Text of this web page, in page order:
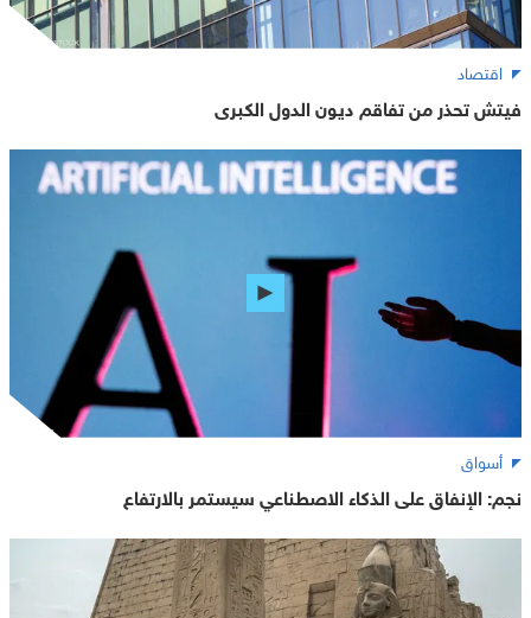
اقتصاد
فيتش تحذر من تفاقم ديون الدول الكبرى
أسواق
نجم: الإنفاق على الذكاء الاصطناعي سيستمر بالارتفاع